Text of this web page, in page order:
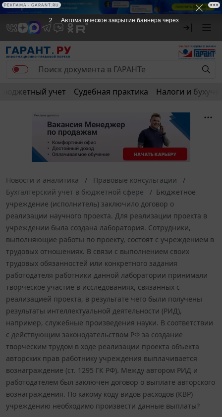
Бюджетный учет Судебная практика Налоги и
Новости и аналитика
Правовые консультации
Бухгалтерский учет в бюджетной сфере
Бюджетное
учреждение (исполнитель) заключило договор о
реализации научного проекта. Для реализации проекта в
учреждении была создана лаборатория. Сотрудники,
выполняющие работы по проекту, состоят с учреждением в
трудовых отношениях. В связи с выполнением своих
трудовых обязанностей или конкретного задания
работодателя работники данной лаборатории принимали
творческое участие в исследованиях, связанных с
реализацией проекта, в результате чего были получены
результаты интеллектуальной деятельности (РИД),
например, служебные произведения науки. В соответствии
с действующим законодательством РФ за создание
творческим трудом в ходе реализации проекта объекта
авторских прав работнику учреждения выплачивается
вознаграждение (ст. 1295 ГК РФ). Между автором РИД и
работодателем был заключен договор о выплате авторского
вознаграждения. По какому коду видов расходов (КВР)
учреждению необходимо произвести данные выплаты?
2 Автоматическое закрытие баннера через
РЕКЛАМА • GARANT.RU